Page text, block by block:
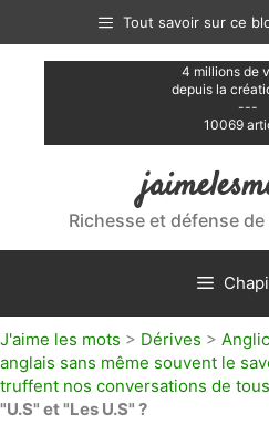
contenu
Tout savoir sur ce
4 millions de
depuis la
---
10069
Richesse et défense
J'aime les mots > Dérives >
anglais sans même souvent le
truffent nos conversations de
"U.S" et "Les U.S" ?